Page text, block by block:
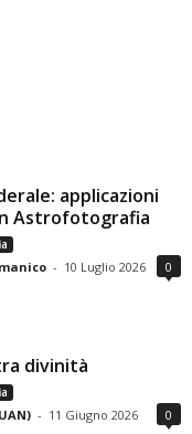
applicazioni
Astrofotografia
- 10 Luglio 2026 0
divinità
- 11 Giugno 2026 0